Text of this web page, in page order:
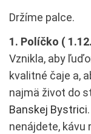
Držíme palce.
1. Políčko (
Vznikla, aby
kvalitné čaje a,
najmä život do
Banskej Bystrici
nenájdete, kávu